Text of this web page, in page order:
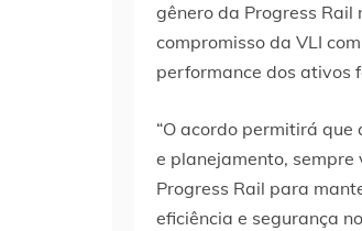
gênero da Progress Rail
compromisso da VLI
performance dos ativos
“O acordo permitirá
e planejamento,
Progress Rail para
eficiência e segurança